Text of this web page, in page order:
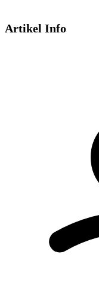
Artikel Info